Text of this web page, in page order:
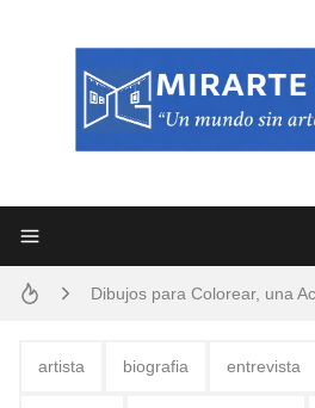
Frutas y Flores Para
artista biografia entrevista